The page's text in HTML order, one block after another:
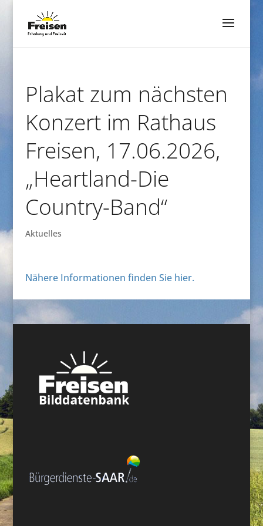
Plakat zum nächsten
Konzert im Rathaus
Freisen, 17.06.2026,
„Heartland-Die
Country-Band“
Aktuelles
Nähere Informationen finden Sie hier.